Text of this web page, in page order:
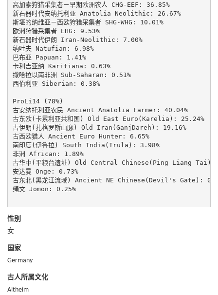
高加索狩猎采集者－早期欧洲农人 CHG-EEF: 36.85%
新石器时代安纳托利亚 Anatolia Neolithic: 26.67%
斯堪的纳维亚－西欧狩猎采集者 SHG-WHG: 10.01%
欧洲狩猎采集者 EHG: 9.53%
新石器时代伊朗 Iran-Neolithic: 7.00%
纳吐夫 Natufian: 6.98%
巴布亚 Papuan: 1.41%
卡利吉亚纳 Karitiana: 0.63%
撒哈拉以南非洲 Sub-Saharan: 0.51%
西伯利亚 Siberian: 0.38%
ProLi14 (78%)
古安纳托利亚农民 Ancient Anatolia Farmer: 40.04%
古东欧(卡累利亚共和国) Old East Euro(Karelia): 25.24%
古伊朗(扎格罗斯山脉) Old Iran(GanjDareh): 19.16%
古西欧猎人 Ancient Euro Hunter: 6.65%
南印度(伊鲁拉) South India(Irula): 3.98%
非洲 African: 1.89%
古华中(平粮台遗址) Old Central Chinese(Ping Liang Tai):
安达曼 Onge: 0.73%
古东北(黑龙江流域) Ancient NE Chinese(Devil's Gate):
绳文 Jomon: 0.25%
性别
女
国家
Germany
古人所属文化
Altheim